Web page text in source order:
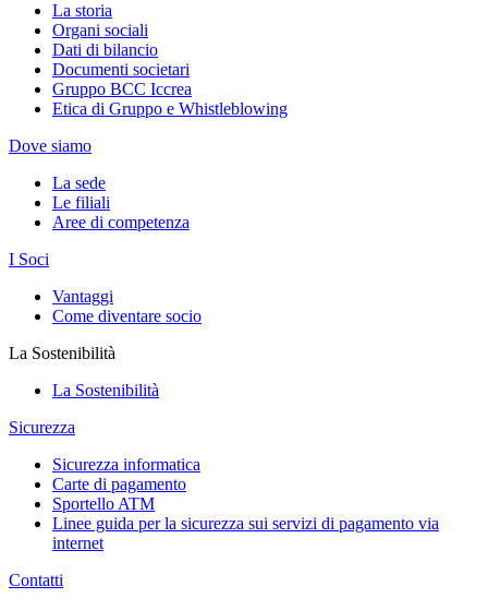
La storia
Organi sociali
Dati di bilancio
Documenti societari
Gruppo BCC Iccrea
Etica di Gruppo e Whistleblowing
Dove siamo
La sede
Le filiali
Aree di competenza
I Soci
Vantaggi
Come diventare socio
La Sostenibilità
La Sostenibilità
Sicurezza
Sicurezza informatica
Carte di pagamento
Sportello ATM
Linee guida per la sicurezza sui servizi di pagamento via
internet
Contatti